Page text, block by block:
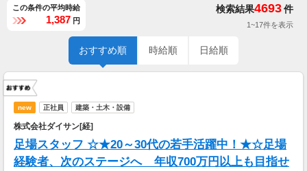
この条件の平均時給
1,387 円
検索結果4693件
1~17件を表示
おすすめ順 時給順 日給順
new 正社員 建築・土木・設備
株式会社ダイサン[経]
足場スタッフ ☆★20～30代の若手活躍中！★☆足場
経験者、次のステージへ__年収700万円以上も目指せ